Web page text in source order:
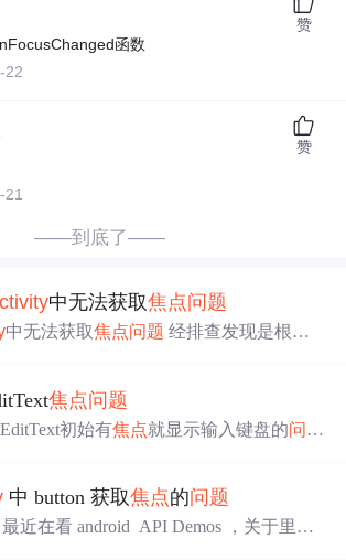
函数
22
赞
21
赞
——到底了——
中无法获取焦点问题
中无法获取焦点问题 经排查发现是根控
_height="match_parent" ...
焦点问题
初始有焦点就显示输入键盘的问题
中 button 获取焦点的问题
近在看 android API Demos ，关于里面